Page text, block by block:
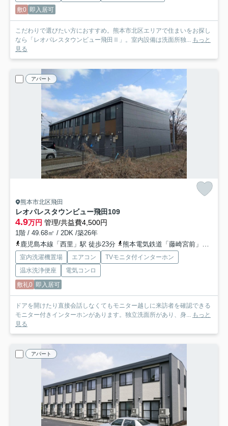
敷0 即入居可
こだわりで選びたい方におすすめ。熊本市北区エリアで住まいをお探し
なら「レオパレスタウンビュー飛田Ⅱ」。室内設備は洗面所独... もっと
見る
アパート
熊本市北区飛田
レオパレスタウンビュー飛田 109
4.9万円 管理/共益費4,500円
1階 / 49.68㎡ / 2DK /築26年
鹿児島本線「西里」駅 徒歩23分
熊本電気鉄道「藤崎宮前」駅 バス29分 「昇立」 停歩5分
室内洗濯機置場 エアコン
TVモニタ付インターホン
温水洗浄便座
電気コンロ
敷礼0 即入居可
ドアを開けたり直接会話しなくてもモニター越しに来訪者を確認できる
モニター付きインターホンがあります。独立洗面所があり、身... もっと
見る
アパート